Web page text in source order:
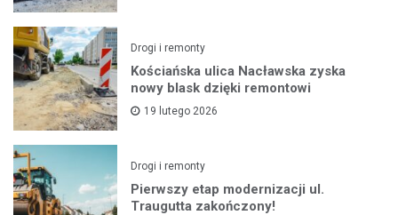
Drogi i remonty
Kościańska ulica Nacławska zyska
nowy blask dzięki remontowi
19 lutego 2026
Drogi i remonty
Pierwszy etap modernizacji ul.
Traugutta zakończony!